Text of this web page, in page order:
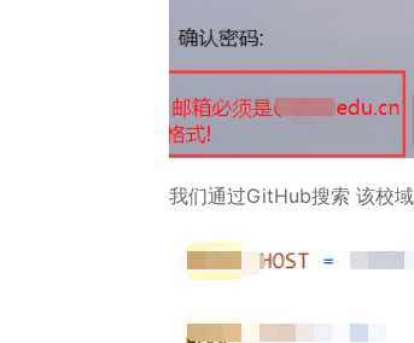
我们通过GitHub搜索 该校